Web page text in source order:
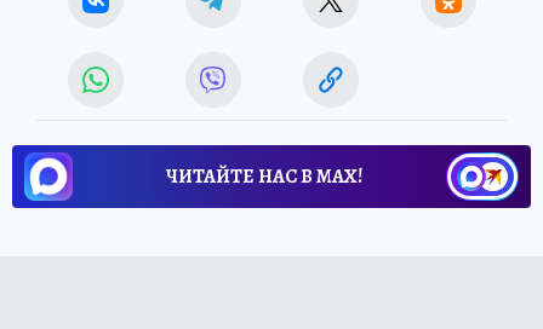
ЧИТАЙТЕ НАС В МАХ!